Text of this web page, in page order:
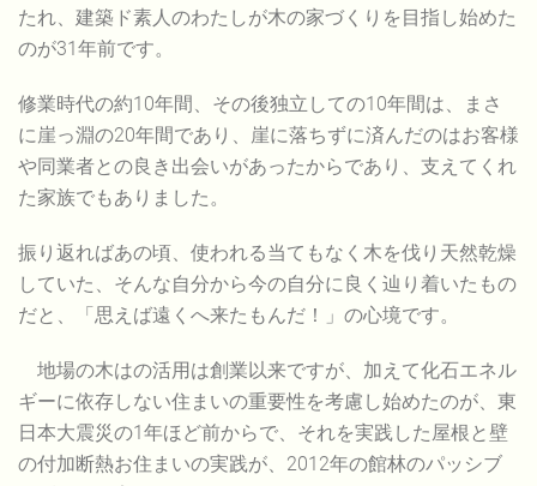
たれ、建築ド素人のわたしが木の家づくりを目指し始めた
のが31年前です。
修業時代の約10年間、その後独立しての10年間は、まさ
に崖っ淵の20年間であり、崖に落ちずに済んだのはお客様
や同業者との良き出会いがあったからであり、支えてくれ
た家族でもありました。
振り返ればあの頃、使われる当てもなく木を伐り天然乾燥
していた、そんな自分から今の自分に良く辿り着いたもの
だと、「思えば遠くへ来たもんだ！」の心境です。
地場の木はの活用は創業以来ですが、加えて化石エネル
ギーに依存しない住まいの重要性を考慮し始めたのが、東
日本大震災の1年ほど前からで、それを実践した屋根と壁
の付加断熱お住まいの実践が、2012年の館林のパッシブ